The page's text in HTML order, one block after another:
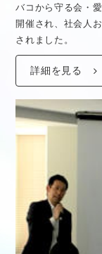
バコから守る会・
開催され、社会人
されました。
詳細を見る